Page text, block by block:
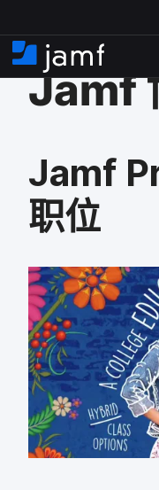
​
至
​
主
首
​
Jamf
Jamf
职位